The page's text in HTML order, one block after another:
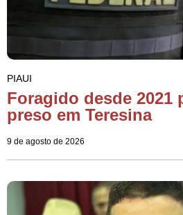
PIAUI
Foragido desde 2021
preso em Teresina
9 de agosto de 2026